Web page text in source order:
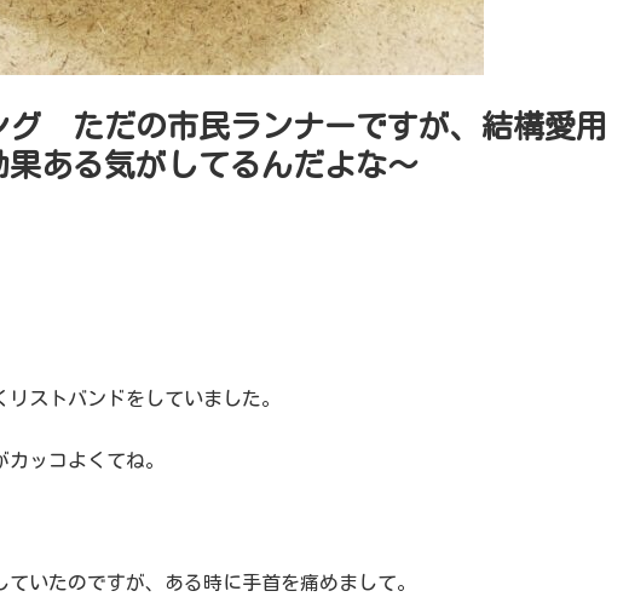
グ ただの市民ランナーですが、結構愛用
ある気がしてるんだよな〜
ストバンドをしていました。
ッコよくてね。
いたのですが、ある時に手首を痛めまして。